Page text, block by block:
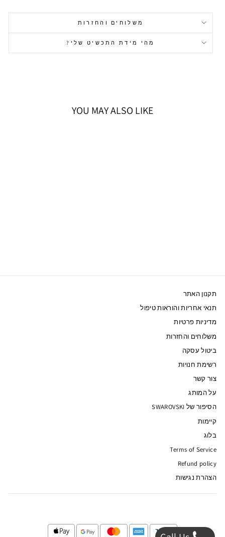
משלוחים והחזרות
מהי מידת התכשיט שלי?
YOU MAY ALSO LIKE
תקנון האתר
תנאי אחריות והוראות טיפול
מדיניות פרטיות
משלוחים והחזרות
ביטול עסקה
רשימת חנויות
צור קשר
על המותג
הסיפור של SWAROVSKI
קיימות
בלוג
Terms of Service
Refund policy
הצהרת נגישות